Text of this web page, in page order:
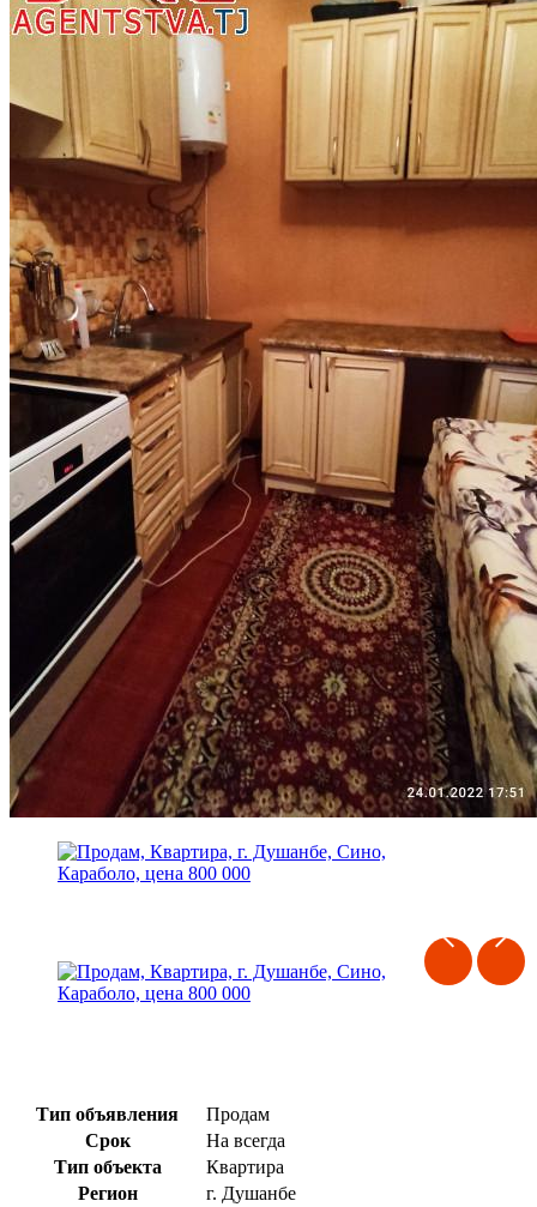
Тип объявления
Продам
Срок
На всегда
Тип объекта
Квартира
Регион
г. Душанбе